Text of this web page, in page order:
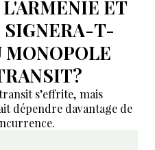
ET
SIGNERA-T-
s’effrite, mais
dépendre davantage de